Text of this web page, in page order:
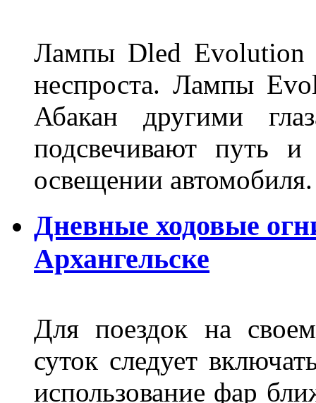
Лампы Dled Evolution
неспроста. Лампы
Абакан другими
подсвечивают путь
освещении автомобиля.
Дневные ходовые
Архангельске
Для поездок на
суток следует
использование фар